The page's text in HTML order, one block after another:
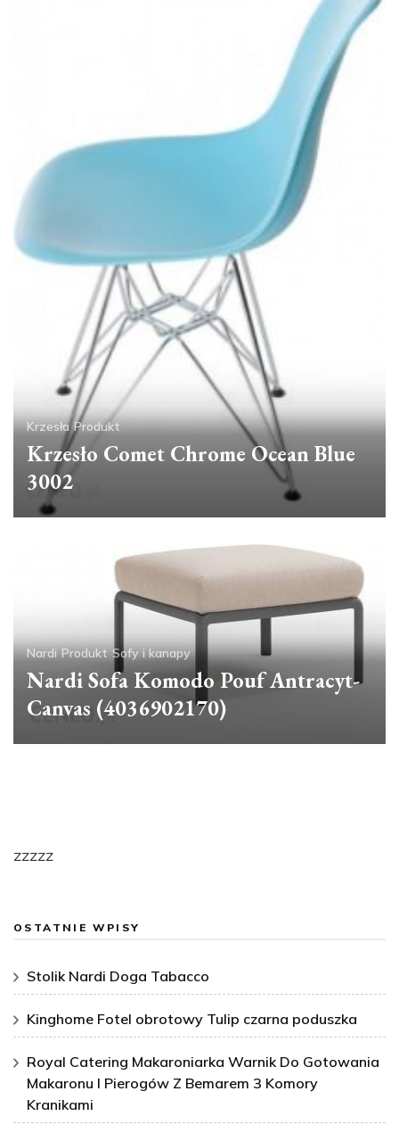
Krzesła Produkt
Krzesło Comet Chrome Ocean Blue
3002
Nardi Produkt Sofy i kanapy
Nardi Sofa Komodo Pouf Antracyt-
Canvas (4036902170)
zzzzz
OSTATNIE WPISY
Stolik Nardi Doga Tabacco
Kinghome Fotel obrotowy Tulip czarna poduszka
Royal Catering Makaroniarka Warnik Do Gotowania
Makaronu I Pierogów Z Bemarem 3 Komory
Kranikami